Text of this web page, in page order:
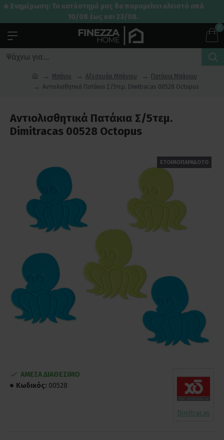
☀️ Ενημέρωση: Το κατάστημά μας θα παραμείνει κλειστό από
10/08 έως και 23/08.
0
Μπάνιο Αξεσουάρ Μπάνιου
Πατάκια Μπάνιου
Αντιολισθητικά Πατάκια Σ/5τεμ. Dimitracas 00528 Octopus
Αντιολισθητικά Πατάκια Σ/5τεμ.
Dimitracas 00528 Octopus
ΕΤΟΙΜΟΠΑΡΑΔΟΤΟ
ΑΜΕΣΑ ΔΙΑΘΕΣΙΜΟ
Κωδικός: 00528
Dimitracas